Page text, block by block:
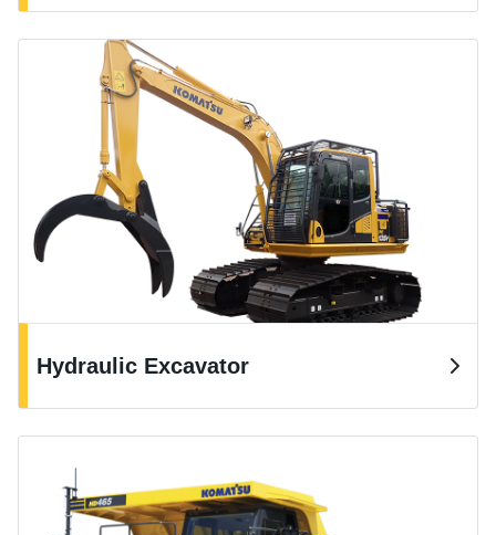
Hydraulic Excavator